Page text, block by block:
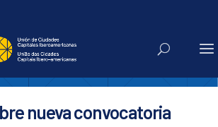
nueva convocatoria